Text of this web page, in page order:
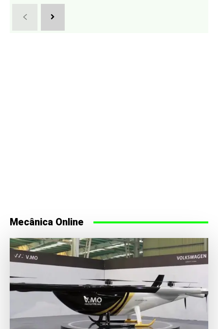
Mecânica Online